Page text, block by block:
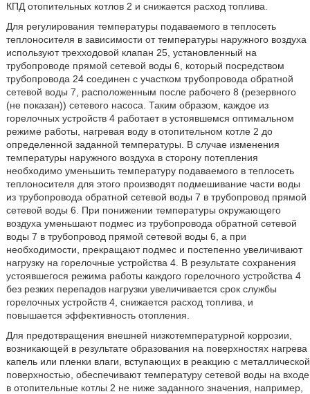
КПД отопительных котлов 2 и снижается расход топлива.
Для регулирования температуры подаваемого в теплосеть
теплоносителя в зависимости от температуры наружного воздуха
используют трехходовой клапан 25, установленный на
трубопроводе прямой сетевой воды 6, который посредством
трубопровода 24 соединен с участком трубопровода обратной
сетевой воды 7, расположенным после рабочего 8 (резервного
(не показан)) сетевого насоса. Таким образом, каждое из
горелочных устройств 4 работает в устоявшемся оптимальном
режиме работы, нагревая воду в отопительном котле 2 до
определенной заданной температуры. В случае изменения
температуры наружного воздуха в сторону потепления
необходимо уменьшить температуру подаваемого в теплосеть
теплоносителя для этого производят подмешивание части воды
из трубопровода обратной сетевой воды 7 в трубопровод прямой
сетевой воды 6. При понижении температуры окружающего
воздуха уменьшают подмес из трубопровода обратной сетевой
воды 7 в трубопровод прямой сетевой воды 6, а при
необходимости, прекращают подмес и постепенно увеличивают
нагрузку на горелочные устройства 4. В результате сохранения
устоявшегося режима работы каждого горелочного устройства 4
без резких перепадов нагрузки увеличивается срок службы
горелочных устройств 4, снижается расход топлива, и
повышается эффективность отопления.
Для предотвращения внешней низкотемпературной коррозии,
возникающей в результате образования на поверхностях нагрева
капель или пленки влаги, вступающих в реакцию с металлической
поверхностью, обеспечивают температуру сетевой воды на входе
в отопительные котлы 2 не ниже заданного значения, например,